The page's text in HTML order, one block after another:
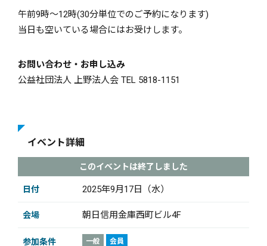
午前9時〜12時(30分単位でのご予約になります)
当日も空いている場合にはお受けします。
お問い合わせ・お申し込み
公益社団法人 上野法人会 TEL 5818-1151
イベント詳細
このイベントは終了しました
日付 2025年9月17日（水）
会場 朝日信用金庫西町ビル4F
参加条件 一般 会員